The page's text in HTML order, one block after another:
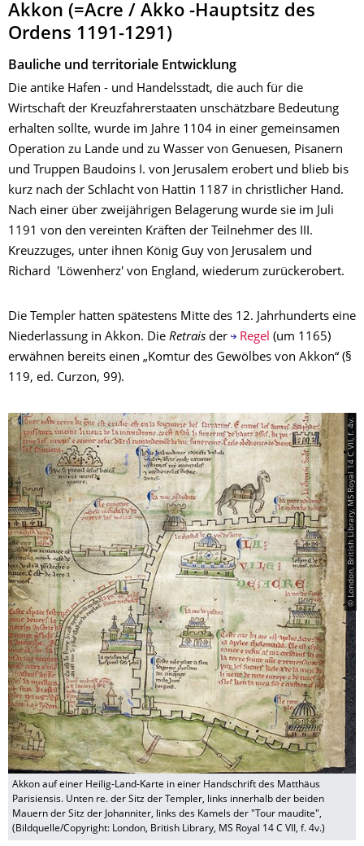
Akkon (=Acre / Akko -Hauptsitz des
Ordens 1191-1291)
Bauliche und territoriale Entwicklung
Die antike Hafen - und Handelsstadt, die auch für die
Wirtschaft der Kreuzfahrerstaaten unschätzbare Bedeutung
erhalten sollte, wurde im Jahre 1104 in einer gemeinsamen
Operation zu Lande und zu Wasser von Genuesen, Pisanern
und Truppen Baudoins I. von Jerusalem erobert und blieb bis
kurz nach der Schlacht von Hattin 1187 in christlicher Hand.
Nach einer über zweijährigen Belagerung wurde sie im Juli
1191 von den vereinten Kräften der Teilnehmer des III.
Kreuzzuges, unter ihnen König Guy von Jerusalem und
Richard 'Löwenherz' von England, wiederum zurückerobert.
Die Templer hatten spätestens Mitte des 12. Jahrhunderts eine
Niederlassung in Akkon. Die Retrais der Regel (um 1165)
erwähnen bereits einen „Komtur des Gewölbes von Akkon“ (§
119, ed. Curzon, 99).
© London, British Library, MS Royal 14 C VII, f. 4v.
Akkon auf einer Heilig-Land-Karte in einer Handschrift des Matthäus
Parisiensis. Unten re. der Sitz der Templer, links innerhalb der beiden
Mauern der Sitz der Johanniter, links des Kamels der "Tour maudite",
(Bildquelle/Copyright: London, British Library, MS Royal 14 C VII, f. 4v.)